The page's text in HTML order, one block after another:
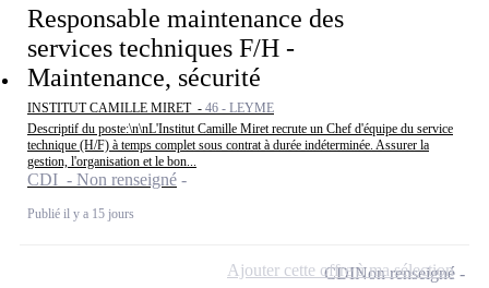
Responsable maintenance des
services techniques F/H -
Maintenance, sécurité
INSTITUT CAMILLE MIRET - 46 - LEYME
Descriptif du poste:\n\nL'Institut Camille Miret recrute un Chef d'équipe du service
technique (H/F) à temps complet sous contrat à durée indéterminée. Assurer la
gestion, l'organisation et le bon...
CDI - Non renseigné
Publié il y a 15 jours
CDINon renseigné
Ajouter cette offre à ma sélection